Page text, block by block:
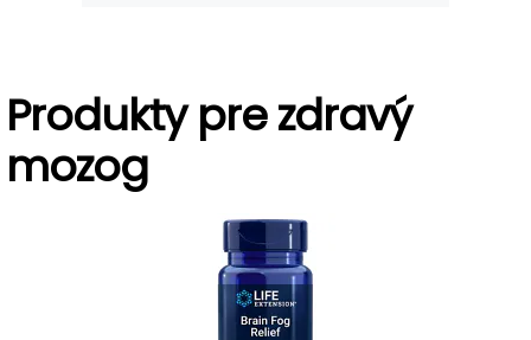
Produkty pre zdravý
mozog